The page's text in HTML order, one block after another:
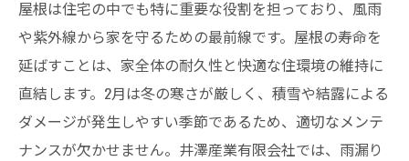
屋根は住宅の中でも特に重要な役割を担っており、風雨
や紫外線から家を守るための最前線です。屋根の寿命を
延ばすことは、家全体の耐久性と快適な住環境の維持に
直結します。2月は冬の寒さが厳しく、積雪や結露による
ダメージが発生しやすい季節であるため、適切なメンテ
ナンスが欠かせません。井澤産業有限会社では、雨漏り